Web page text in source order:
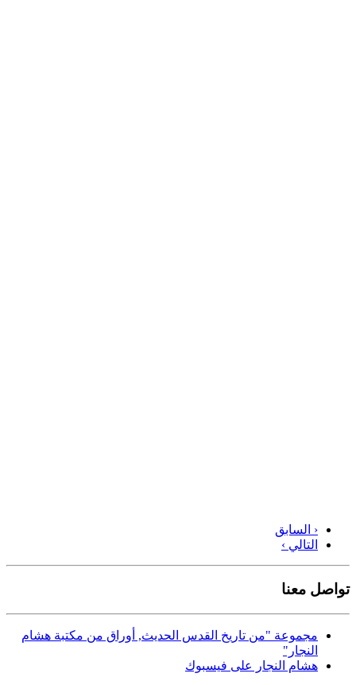
‹ السابق
التالي ›
تواصل معنا
مجموعة "من تاريخ القدس الحديث, أوراق من مكتبة هشام
النجار"
هشام النجار على فيسبوك